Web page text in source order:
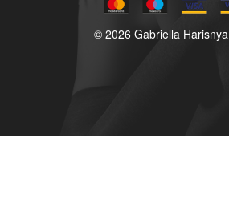
© 2026 Gabriella Harisnya